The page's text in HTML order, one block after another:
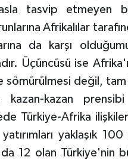
tasvip etmeyen
Afrikalılar
da karşı
Üçüncüsü ise
sömürülmesi değil,
kazan-kazan
Türkiye-Afrika
yaklaşık
12 olan Türkiye'nin